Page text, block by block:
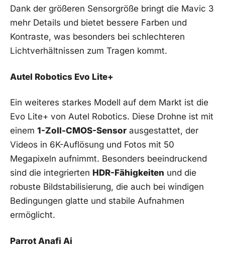
Dank⁣ der größeren Sensorgröße‍ bringt die Mavic 3
mehr Details und bietet bessere Farben und‌
Kontraste, was besonders bei schlechteren
Lichtverhältnissen zum Tragen kommt.
Autel Robotics Evo Lite+
Ein weiteres starkes ​Modell auf dem Markt ist die
Evo Lite+ von Autel Robotics. Diese ​Drohne ist mit
einem 1-Zoll-CMOS-Sensor ⁢ausgestattet, der⁤
Videos in 6K-Auflösung und Fotos mit 50
⁤Megapixeln aufnimmt. ​Besonders beeindruckend
sind die integrierten HDR-Fähigkeiten und die
robuste Bildstabilisierung, die auch bei windigen
Bedingungen glatte und stabile Aufnahmen
ermöglicht.
Parrot Anafi Ai